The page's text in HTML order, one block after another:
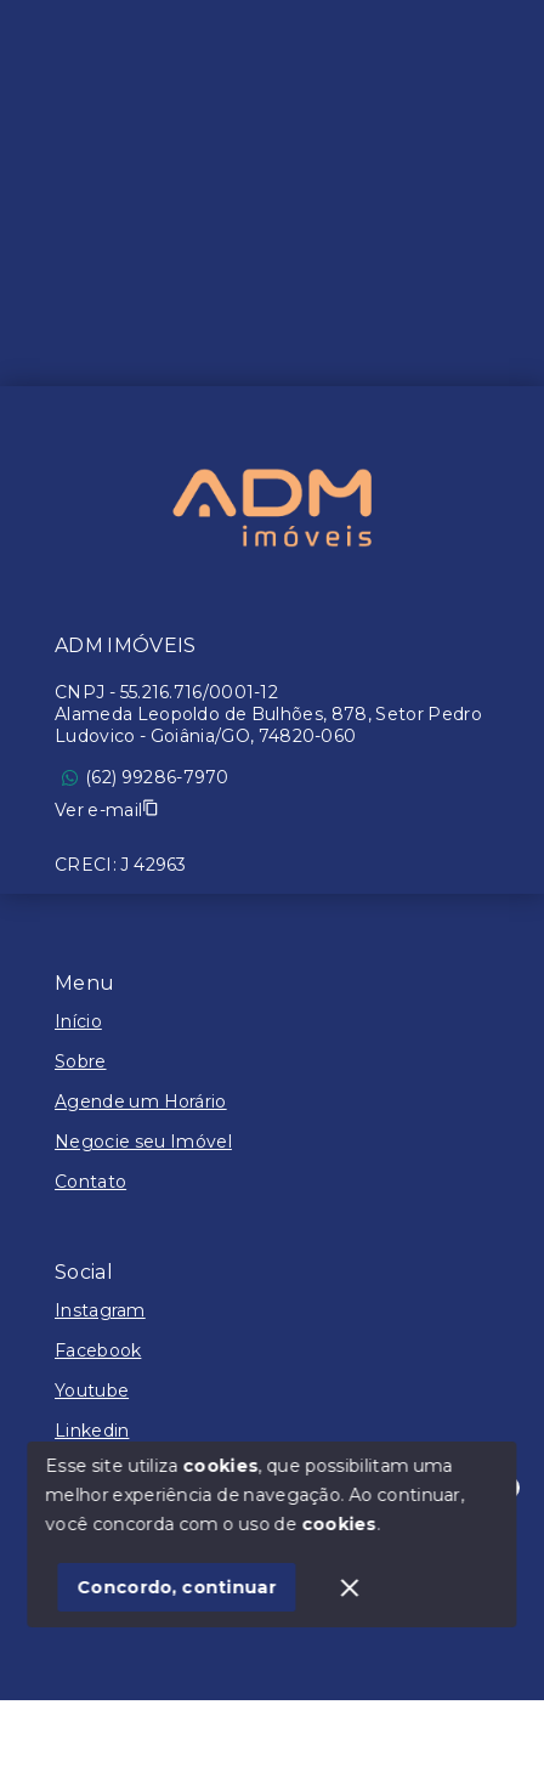
Menu
Início
Sobre
Agende um Horário
Negocie seu Imóvel
Contato
Social
Instagram
Facebook
Youtube
Linkedin
© Copyright 2026 - ADM IMÓVEIS - Todos os direitos
SITE PARA IMOBILIARIA
ADM IMÓVEIS
CNPJ - 55.216.716/0001-12
Alameda Leopoldo de Bulhões, 878, Setor Pedro
Ludovico - Goiânia/GO, 74820-060
(62) 99286-7970
Ver e-mail
CRECI: J 42963
Olá! Como posso lhe ajudar?
Esse site utiliza cookies, que possibilitam uma
melhor experiência de navegação.Ao continuar,
você concorda com o uso de cookies.
Concordo, continuar